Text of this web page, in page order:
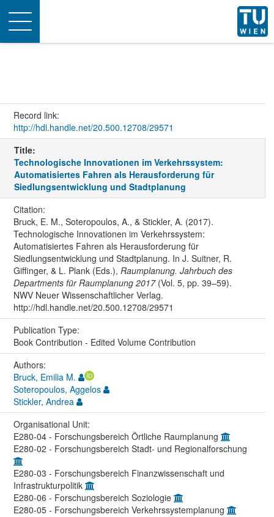
Toggle
navigation
Record link:
http://hdl.handle.net/20.500.12708/29571
Title:
Technologische Innovationen im Verkehrssystem:
Automatisiertes Fahren als Herausforderung für
Siedlungsentwicklung und Stadtplanung
Citation:
Bruck, E. M., Soteropoulos, A., & Stickler, A. (2017).
Technologische Innovationen im Verkehrssystem:
Automatisiertes Fahren als Herausforderung für
Siedlungsentwicklung und Stadtplanung. In J. Suitner, R.
Giffinger, & L. Plank (Eds.), Raumplanung. Jahrbuch des
Departments für Raumplanung 2017(Vol. 5, pp. 39–59).
NWV Neuer Wissenschaftlicher Verlag.
http://hdl.handle.net/20.500.12708/29571
Publication Type:
Book Contribution - Edited Volume Contribution
Authors:
Bruck, Emilia M.
Soteropoulos, Aggelos
Stickler, Andrea
Organisational Unit:
E280-04 - Forschungsbereich Örtliche Raumplanung
E280-02 - Forschungsbereich Stadt- und Regionalforschung
E280-03 - Forschungsbereich Finanzwissenschaft und
Infrastrukturpolitik
E280-06 - Forschungsbereich Soziologie
E280-05 - Forschungsbereich Verkehrssystemplanung